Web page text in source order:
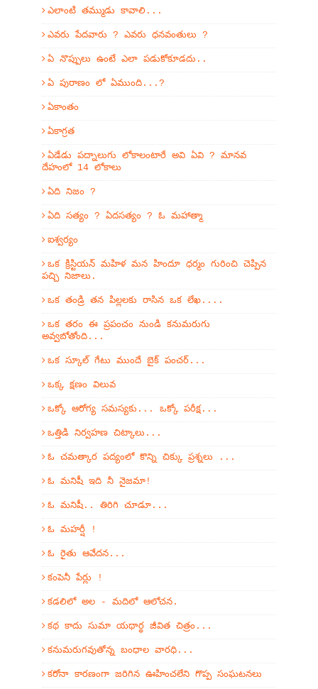
ఎలాంటి తమ్ముడు కావాలి...
ఎవరు పేదవారు ? ఎవరు ధనవంతులు ?
ఏ నొప్పులు ఉంటే ఎలా పడుకోకూడదు..
ఏ పురాణం లో ఏముంది...?
ఏకాంతం
ఏకాగ్రత
ఏడేడు పద్నాలుగు లోకాలంటారే అవి ఏవి ? మానవ
దేహంలో 14 లోకాలు
ఏది నిజం ?
ఏది సత్యం ? ఏదసత్యం ? ఓ మహాత్మా
ఐశ్వర్యం
ఒక క్రిస్టియన్ మహిళ మన హిందూ ధర్మం గురించి చెప్పిన
పచ్చి నిజాలు.
ఒక తండ్రి తన పిల్లలకు రాసిన ఒక లేఖ....
ఒక తరం ఈ ప్రపంచం నుండి కనుమరుగు
అవ్వబోతోంది...
ఒక స్కూల్ గేటు ముందే బైక్ పంచర్...
ఒక్క క్షణం విలువ
ఒక్కో ఆరోగ్య సమస్యకు... ఒక్కో పరీక్ష...
ఒత్తిడి నిర్వహణ చిట్కాలు...
ఓ చమత్కార పద్యంలో కొన్ని చిక్కు ప్రశ్నలు ...
ఓ మనిషీ ఇది నీ నైజమా!
ఓ మనిషీ.. తిరిగి చూడూ...
ఓ మహర్షీ !
ఓ రైతు ఆవేదన...
కంపెనీ పేర్లు !
కడలిలో అల - మదిలో ఆలోచన.
కథ కాదు సుమా యథార్థ జీవిత చిత్రం...
కనుమరుగవుతోన్న బంధాల వారధి...
కరోనా కారణంగా జరిగిన ఊహించలేని గొప్ప సంఘటనలు